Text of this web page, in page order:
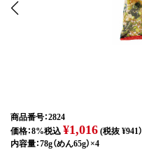
商品番号：2824
価格：8%税込¥1,016(税抜 ¥941）
内容量：78g（めん65g）×4